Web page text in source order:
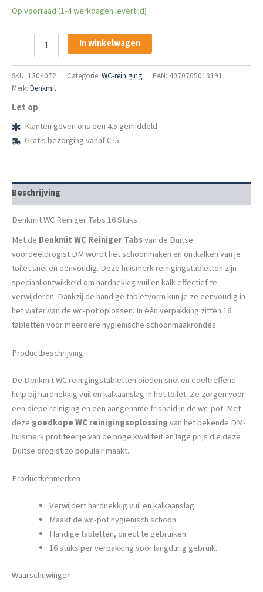
Op voorraad (1-4 werkdagen levertijd)
Tabs
16
aantal
In winkelwagen
SKU: 1304072 Categorie: WC-reiniging
EAN: 4070765013191
Merk: Denkmit
Let op
Klanten geven ons een 4.5 gemiddeld
Gratis bezorging vanaf €75
Beschrijving
Denkmit WC Reiniger Tabs 16 Stuks
Met de Denkmit WC Reiniger Tabsvan de Duitse
voordeeldrogist DM wordt het schoonmaken en ontkalken van je
toilet snel en eenvoudig. Deze huismerk reinigingstabletten zijn
speciaal ontwikkeld om hardnekkig vuil en kalk effectief te
verwijderen. Dankzij de handige tabletvorm kun je ze eenvoudig in
het water van de wc-pot oplossen. In één verpakking zitten 16
tabletten voor meerdere hygiënische schoonmaakrondes.
Productbeschrijving
De Denkmit WC reinigingstabletten bieden snel en doeltreffend
hulp bij hardnekkig vuil en kalkaanslag in het toilet. Ze zorgen voor
een diepe reiniging en een aangename frisheid in de wc-pot. Met
deze goedkope WC reinigingsoplossingvan het bekende DM-
huismerk profiteer je van de hoge kwaliteit en lage prijs die deze
Duitse drogist zo populair maakt.
Productkenmerken
Verwijdert hardnekkig vuil en kalkaanslag.
Maakt de wc-pot hygiënisch schoon.
Handige tabletten, direct te gebruiken.
16 stuks per verpakking voor langdurig gebruik.
Waarschuwingen